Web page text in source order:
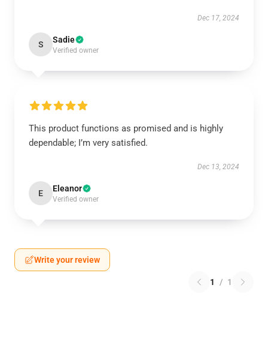
Dec 17, 2024
S Sadie
Verified owner
This product functions as promised and is highly
dependable; I’m very satisfied.
Dec 13, 2024
E Eleanor
Verified owner
Write your review
1 / 1